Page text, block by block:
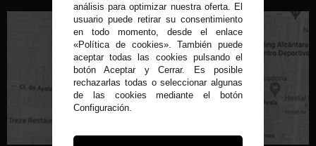
C/ Conde de Peñalver, 22 MADRID
análisis para optimizar nuestra oferta. El
usuario puede retirar su consentimiento
en todo momento, desde el enlace
«Política de cookies». También puede
aceptar todas las cookies pulsando el
botón Aceptar y Cerrar. Es posible
rechazarlas todas o seleccionar algunas
de las cookies mediante el botón
Configuración.